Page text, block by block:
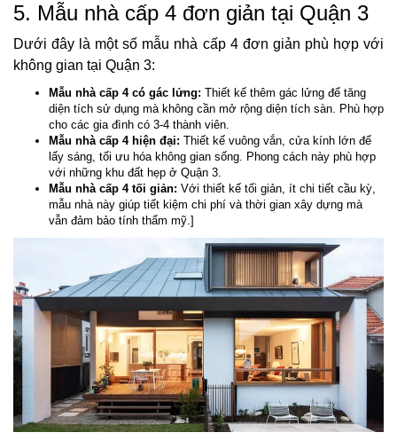
5. Mẫu nhà cấp 4 đơn giản tại Quận 3
Dưới đây là một số mẫu nhà cấp 4 đơn giản phù hợp với
không gian tại Quận 3:
Mẫu nhà cấp 4 có gác lửng: Thiết kế thêm gác lửng để tăng
diện tích sử dụng mà không cần mở rộng diện tích sàn. Phù hợp
cho các gia đình có 3-4 thành viên.
Mẫu nhà cấp 4 hiện đại: Thiết kế vuông vắn, cửa kính lớn để
lấy sáng, tối ưu hóa không gian sống. Phong cách này phù hợp
với những khu đất hẹp ở Quận 3.
Mẫu nhà cấp 4 tối giản: Với thiết kế tối giản, ít chi tiết cầu kỳ,
mẫu nhà này giúp tiết kiệm chi phí và thời gian xây dựng mà
vẫn đảm bảo tính thẩm mỹ.]